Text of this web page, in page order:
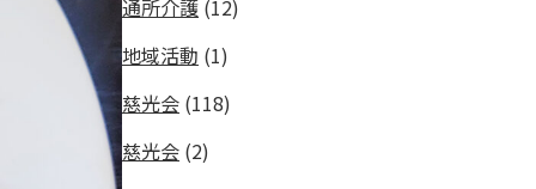
通所介護 (12)
地域活動 (1)
慈光会 (118)
慈光会 (2)